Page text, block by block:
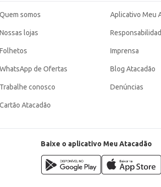
Quem somos
Nossas lojas
Folhetos
WhatsApp de Ofertas
Trabalhe conosco
Cartão Atacadão
Aplicativo Meu
Imprensa
Blog Atacadão
Denúncias
Baixe o aplicativo Meu Atacadão